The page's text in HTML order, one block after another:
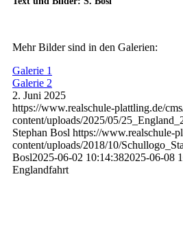
Mehr Bilder sind in den Galerien:
Galerie 1
Galerie 2
2. Juni 2025
https://www.realschule-plattling.de/
content/uploads/2025/05/
Stephan Bosl https://www.realschule-
content/uploads/2018/10/
Bosl2025-06-02 10:14:382025-06-08
Englandfahrt